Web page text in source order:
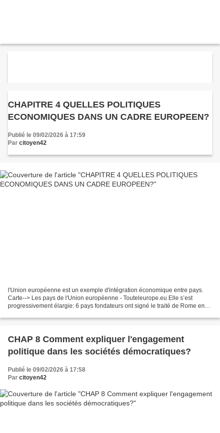
CHAPITRE 4 QUELLES POLITIQUES
ECONOMIQUES DANS UN CADRE EUROPEEN?
Publié le 09/02/2026 à 17:59
Par citoyen42
l'Union européenne est un exemple d'intégration économique entre pays.
Carte--> Les pays de l'Union européenne - Touteleurope.eu Elle s’est
progressivement élargie: 6 pays fondateurs ont signé le traité de Rome en
CHAP 8 Comment expliquer l'engagement
politique dans les sociétés démocratiques?
Publié le 09/02/2026 à 17:58
Par citoyen42